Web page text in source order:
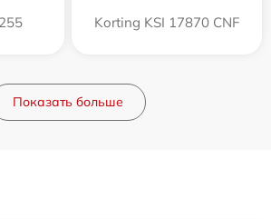
Korting KSI 17870 CNF
Показать больше